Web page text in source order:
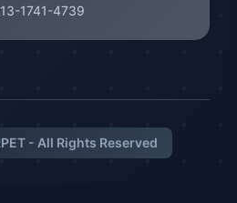
1741-4739
- All Rights Reserved